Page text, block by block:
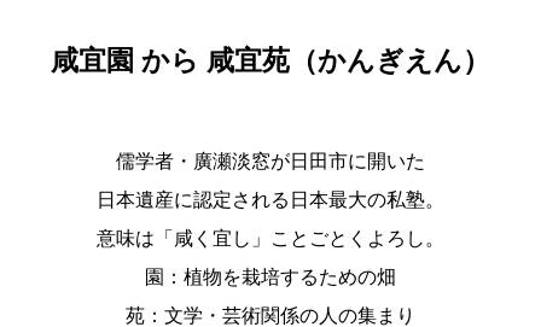
咸宜園 から 咸宜苑（かんぎえん）
儒学者・廣瀬淡窓が日田市に開いた
日本遺産に認定される日本最大の私塾。
意味は「咸く宜し」ことごとくよろし。
園：植物を栽培するための畑
苑：文学・芸術関係の人の集まり